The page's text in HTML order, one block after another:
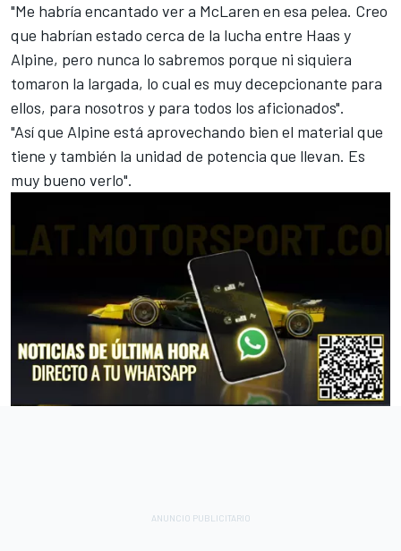
"Me habría encantado ver a McLaren en esa pelea. Creo
que habrían estado cerca de la lucha entre Haas y
Alpine, pero nunca lo sabremos porque ni siquiera
tomaron la largada, lo cual es muy decepcionante para
ellos, para nosotros y para todos los aficionados".
"Así que Alpine está aprovechando bien el material que
tiene y también la unidad de potencia que llevan. Es
muy bueno verlo".